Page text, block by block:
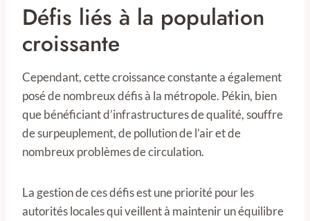
Défis liés à la population
croissante
Cependant, cette croissance constante a également
posé de nombreux défis à la métropole. Pékin, bien
que bénéficiant d’infrastructures de qualité, souffre
de surpeuplement, de pollution de l’air et de
nombreux problèmes de circulation.
La gestion de ces défis est une priorité pour les
autorités locales qui veillent à maintenir un équilibre